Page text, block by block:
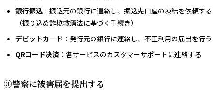
銀行振込 ：振込元の銀行に連絡し、振込先口座の凍結を依頼する
（振り込め詐欺救済法に基づく手続き）
デビットカード ：発行元の銀行に連絡し、不正利用の届出を行う
QRコード決済 ：各サービスのカスタマーサポートに連絡する
③警察に被害届を提出する